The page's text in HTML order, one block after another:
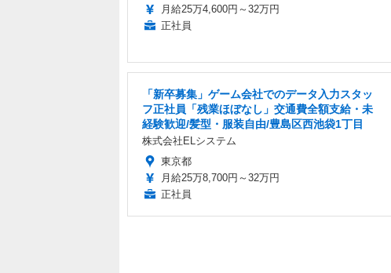
月給25万4,600円～32万円
正社員
「新卒募集」ゲーム会社でのデータ入力スタッ
フ正社員「残業ほぼなし」交通費全額支給・未
経験歓迎/髪型・服装自由/豊島区西池袋1丁目
株式会社ELシステム
東京都
月給25万8,700円～32万円
正社員